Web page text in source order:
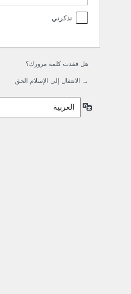
تذكرني
هل فقدت كلمة مرورك؟
→ الانتقال إلى الإسلام الحق
اللغة